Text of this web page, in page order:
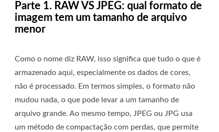
Parte 1. RAW VS JPEG: qual formato de
imagem tem um tamanho de arquivo
menor
Como o nome diz RAW, isso significa que tudo o que é
armazenado aqui, especialmente os dados de cores,
não é processado. Em termos simples, o formato não
mudou nada, o que pode levar a um tamanho de
arquivo grande. Ao mesmo tempo, JPEG ou JPG usa
um método de compactação com perdas, que permite